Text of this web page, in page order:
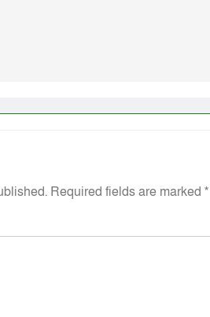
Required fields are marked *